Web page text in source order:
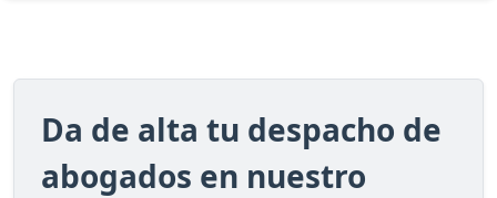
Da de alta tu despacho de
abogados en nuestro